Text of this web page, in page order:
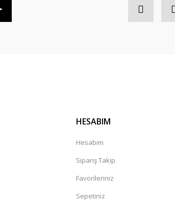
HESABIM
Hesabım
Sipariş Takip
Favorileriniz
Sepetiniz